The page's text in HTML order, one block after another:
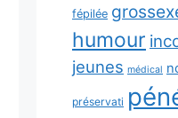
fépilée
humour
jeunes médical
préservati